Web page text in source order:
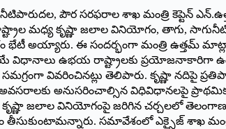
పౌర సరఫరాల శాఖ మంత్రి కెప్టెన్
మధ్య కృష్ణా జలాల వినియోగం, తాగు,
అయ్యారు. ఈ సందర్భంగా మంత్రి ఉత్తమ్
విధానాలు ఉభయ రాష్ట్రాలకు ప్రయోజనాకారిగా
వివరించినట్లు తెలిపారు. కృష్ణా నదిపై
అనుసరించాల్సిన విధివిధానలపై ప్రాథమిక
కృష్ణా జలాల వినియోగంపై జరిగిన చర్చలలో
సమావేశంలో ఎక్సైజ్ శాఖ మంత్రి